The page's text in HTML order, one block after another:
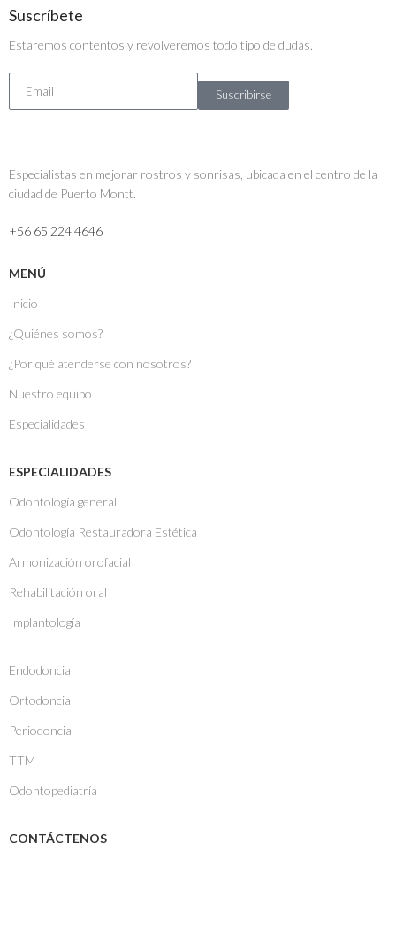
Suscríbete
Estaremos contentos y revolveremos todo tipo de dudas.
Suscribirse
Especialistas en mejorar rostros y sonrisas, ubicada en el centro de la
ciudad de Puerto Montt.
‎+56 65 224 4646
MENÚ
Inicio
¿Quiénes somos?
¿Por qué atenderse con nosotros?
Nuestro equipo
Especialidades
ESPECIALIDADES
Odontología general
Odontología Restauradora Estética
Armonización orofacial
Rehabilitación oral
Implantología
Endodoncia
Ortodoncia
Periodoncia
TTM
Odontopediatría
CONTÁCTENOS